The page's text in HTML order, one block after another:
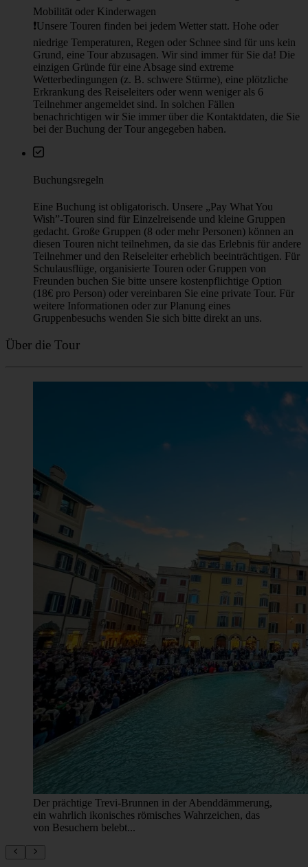
Endpunkt
Der Bereich um den U-Bahn-Ausgang zum Kolosseum ist oft
belebt und dient als Tor zu einer der ikonischsten antiken
Stätten Roms. Er bietet direkten Zugang zum riesigen
historischen Amphitheater und ist somit ein wichtiger
Ankunftspunkt für viele Besucher.
Weitere Informationen
☂︎ Diese Tour wird von den Guides von Walkative Rome
Regenschirm.
♿️ Führung nicht geeignet für Personen mit eingeschränkter
Mobilität oder Kinderwagen
❗Unsere Touren finden bei jedem Wetter statt. Hohe oder
niedrige Temperaturen, Regen oder Schnee sind für uns kein
Grund, eine Tour abzusagen. Wir sind immer für Sie da! Die
einzigen Gründe für eine Absage sind extreme
Wetterbedingungen (z. B. schwere Stürme), eine plötzliche
Teilnehmer angemeldet sind. In solchen Fällen
gedacht. Große Gruppen (8 oder mehr Personen) können an
diesen Touren nicht teilnehmen, da sie das Erlebnis für andere
Teilnehmer und den Reiseleiter erheblich beeinträchtigen. Für
Schulausflüge, organisierte Touren oder Gruppen von
Freunden buchen Sie bitte unsere kostenpflichtige Option
(18€ pro Person) oder vereinbaren Sie eine private Tour. Für
weitere Informationen oder zur Planung eines
Gruppenbesuchs wenden Sie sich bitte direkt an uns.
Über die Tour